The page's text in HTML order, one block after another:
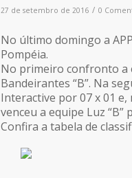
27 de setembro de 2016 / 0
No último domingo a
Pompéia.
No primeiro confronto a
Bandeirantes “B”. Na
Interactive por 07 x 01 e,
venceu a equipe Luz “B”
Confira a tabela de